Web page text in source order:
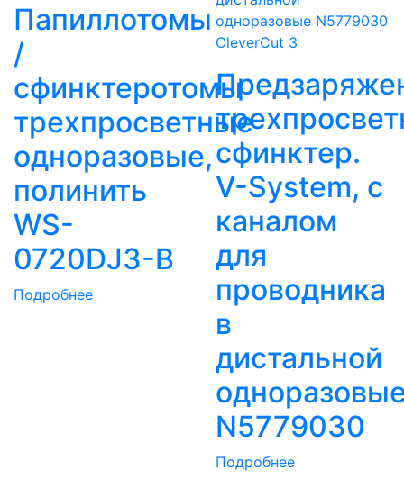
Папиллотомы
/
сфинктеротомы
трехпросветные
одноразовые,
полинить
WS-
0720DJ3-В
Подробнее
CleverCut 3
сфинктер.
V-System, с
каналом
для
проводника
в
дистальной
N5779030
Подробнее